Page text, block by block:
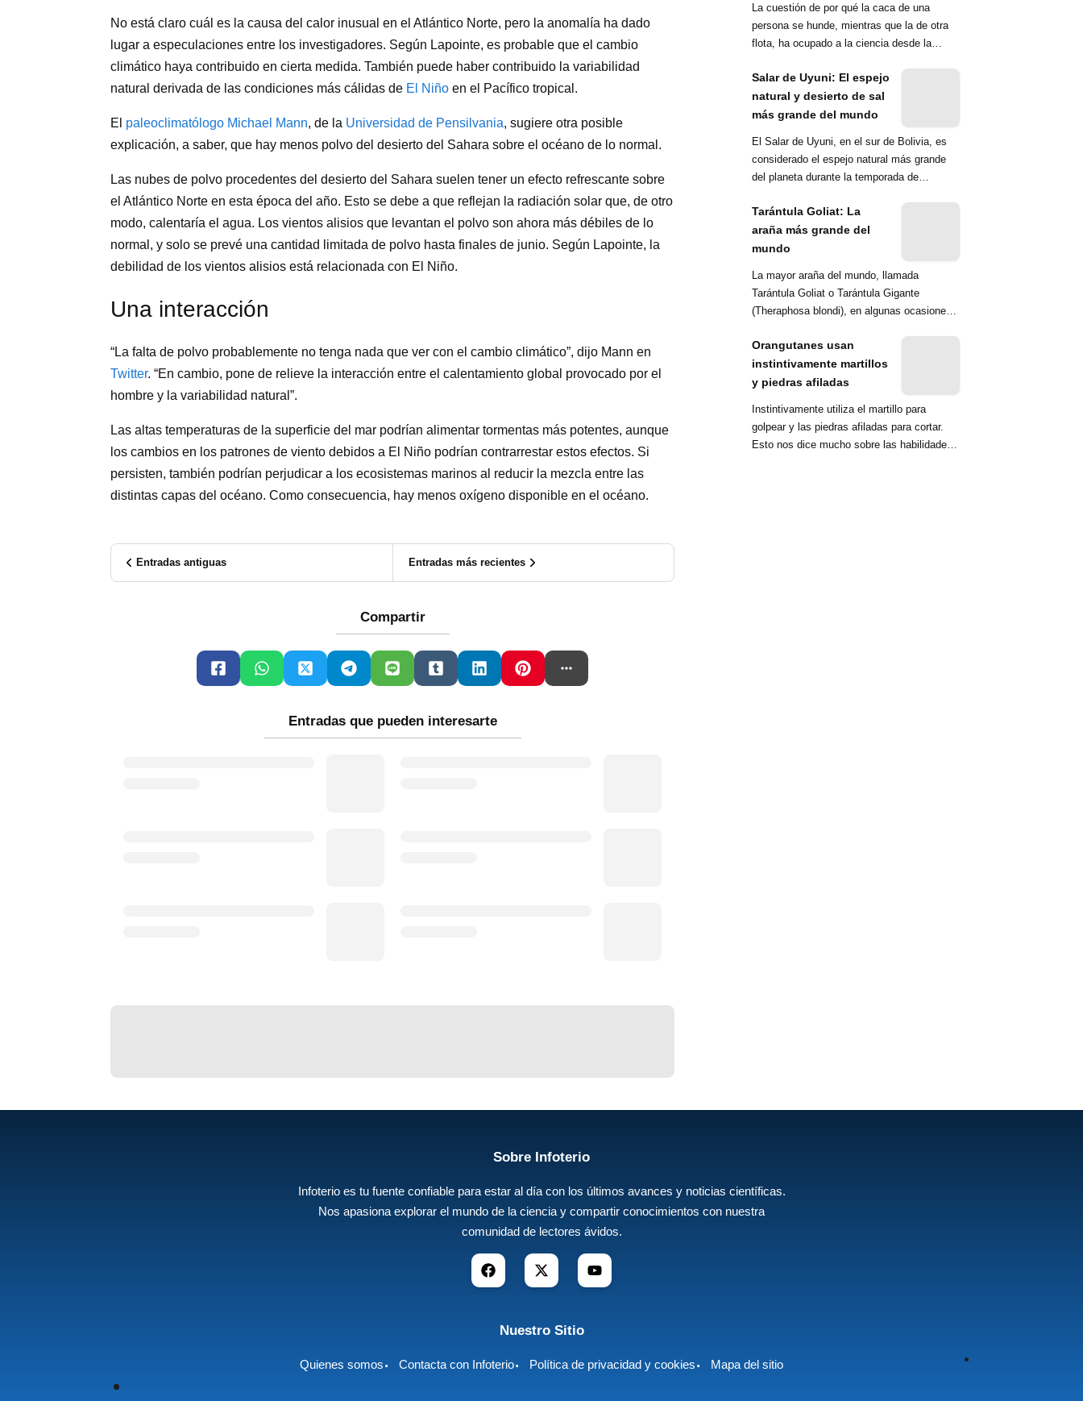
No está claro cuál es la causa del calor inusual en el Atlántico Norte, pero la anomalía ha dado
lugar a especulaciones entre los investigadores. Según Lapointe, es probable que el cambio
climático haya contribuido en cierta medida. También puede haber contribuido la variabilidad
natural derivada de las condiciones más cálidas de El Niño en el Pacífico tropical.
El paleoclimatólogo Michael Mann, de la Universidad de Pensilvania, sugiere otra posible
explicación, a saber, que hay menos polvo del desierto del Sahara sobre el océano de lo normal.
Las nubes de polvo procedentes del desierto del Sahara suelen tener un efecto refrescante sobre
el Atlántico Norte en esta época del año. Esto se debe a que reflejan la radiación solar que, de otro
modo, calentaría el agua. Los vientos alisios que levantan el polvo son ahora más débiles de lo
normal, y solo se prevé una cantidad limitada de polvo hasta finales de junio. Según Lapointe, la
debilidad de los vientos alisios está relacionada con El Niño.
Una interacción
“La falta de polvo probablemente no tenga nada que ver con el cambio climático”, dijo Mann en
Twitter. “En cambio, pone de relieve la interacción entre el calentamiento global provocado por el
hombre y la variabilidad natural”.
Las altas temperaturas de la superficie del mar podrían alimentar tormentas más potentes, aunque
los cambios en los patrones de viento debidos a El Niño podrían contrarrestar estos efectos. Si
persisten, también podrían perjudicar a los ecosistemas marinos al reducir la mezcla entre las
distintas capas del océano. Como consecuencia, hay menos oxígeno disponible en el océano.
Entradas antiguas Entradas más recientes
Compartir
Entradas que pueden interesarte
La cuestión de por qué la caca de una
persona se hunde, mientras que la de otra
flota, ha ocupado a la ciencia desde la
Salar de Uyuni: El espejo
natural y desierto de sal
más grande del mundo
El Salar de Uyuni, en el sur de Bolivia, es
considerado el espejo natural más grande
del planeta durante la temporada de
Tarántula Goliat: La
araña más grande del
mundo
La mayor araña del mundo, llamada
Tarántula Goliat o Tarántula Gigante
(Theraphosa blondi), en algunas ocasiones
Orangutanes usan
instintivamente martillos
y piedras afiladas
Instintivamente utiliza el martillo para
golpear y las piedras afiladas para cortar.
Esto nos dice mucho sobre las habilidades
Sobre Infoterio
Infoterio es tu fuente confiable para estar al día con los últimos avances y noticias científicas.
Nos apasiona explorar el mundo de la ciencia y compartir conocimientos con nuestra
comunidad de lectores ávidos.
Nuestro Sitio
Quienes somos Contacta con Infoterio Política de privacidad y cookies Mapa del sitio